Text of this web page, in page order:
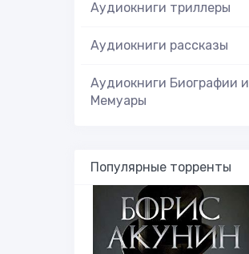
Аудиокниги триллеры
Аудиокниги рассказы
Аудиокниги Биографии и
Мемуары
Популярные торренты